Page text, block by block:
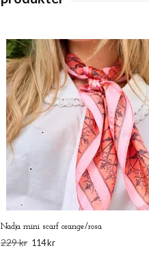
Nadja mini scarf orange/rosa
229 kr 114 kr